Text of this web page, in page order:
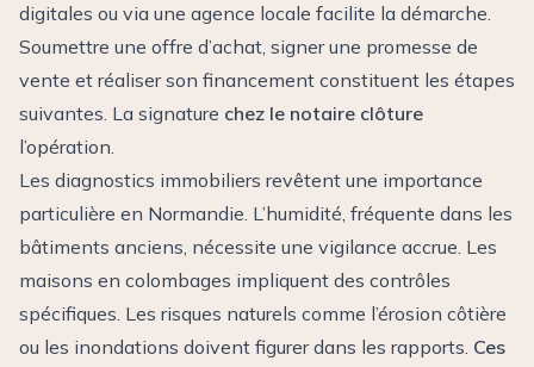
digitales ou via une agence locale facilite la démarche.
Soumettre une offre d’achat, signer une promesse de
vente et réaliser son financement constituent les étapes
suivantes. La signature chez le notaire clôture
l’opération.
Les diagnostics immobiliers revêtent une importance
particulière en Normandie. L’humidité, fréquente dans les
bâtiments anciens, nécessite une vigilance accrue. Les
maisons en colombages impliquent des contrôles
spécifiques. Les risques naturels comme l’érosion côtière
ou les inondations doivent figurer dans les rapports. Ces